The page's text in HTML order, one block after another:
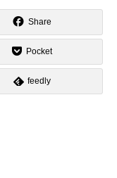
Share
Pocket
feedly